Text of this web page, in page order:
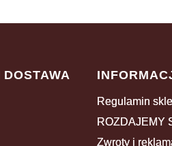
Regulamin
ROZDAJEMY
Zwroty i